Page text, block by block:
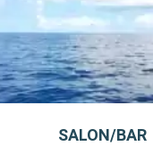
SALON/BAR